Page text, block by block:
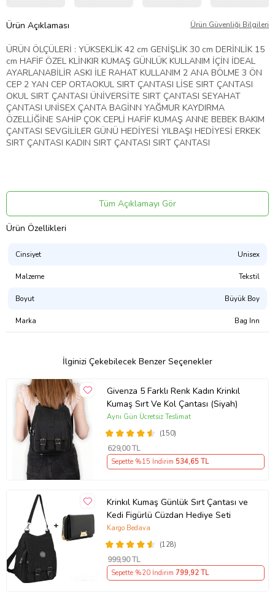
Ürün Açıklaması Ürün Güvenliği Bilgileri
ÜRÜN ÖLÇÜLERİ : YÜKSEKLİK 42 cm GENİŞLİK 30 cm DERİNLİK 15
cm HAFİF ÖZEL KLİNKIR KUMAŞ GÜNLÜK KULLANIM İÇİN İDEAL
AYARLANABİLİR ASKI İLE RAHAT KULLANIM 2 ANA BÖLME 3 ÖN
CEP 2 YAN CEP ORTAOKUL SIRT ÇANTASI LİSE SIRT ÇANTASI
OKUL SIRT ÇANTASI ÜNİVERSİTE SIRT ÇANTASI SEYAHAT
ÇANTASI UNİSEX ÇANTA BAGİNN YAĞMUR KAYDIRMA
ÖZELLİĞİNE SAHİP ÇOK CEPLİ HAFİF KUMAŞ ANNE BEBEK BAKIM
ÇANTASI SEVGİLİLER GÜNÜ HEDİYESİ YILBAŞI HEDİYESİ ERKEK
SIRT ÇANTASI KADIN SIRT ÇANTASI SIRT ÇANTASI
Ürün Kodu:kcs601787891
Tüm Açıklamayı Gör
Ürün Özellikleri
Cinsiyet Unisex
Malzeme Tekstil
Boyut Büyük Boy
Marka Bag Inn
İlginizi Çekebilecek Benzer Seçenekler
Givenza 5 Farklı Renk Kadın Krinkıl
Kumaş Sırt Ve Kol Çantası (Siyah)
(150)
Aynı Gün Ücretsiz Teslimat
629,00 TL
Sepette %15 İndirim 534,65 TL
Krinkıl Kumaş Günlük Sırt Çantası ve
Kedi Figürlü Cüzdan Hediye Seti
(128)
Kargo Bedava
999,90 TL
Sepette %20 İndirim 799,92 TL